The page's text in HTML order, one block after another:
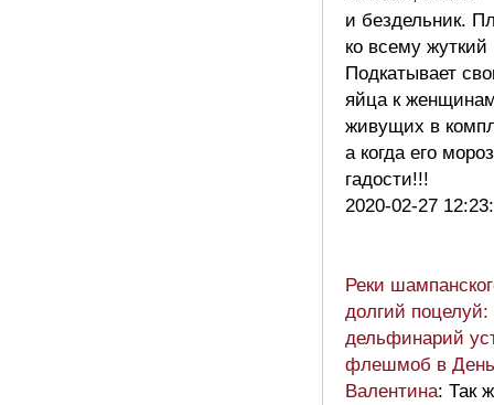
и бездельник.
ко всему жуткий
Подкатывает
яйца к
живущих в
а когда его
гадости!!!
2020-02-27
Реки
долгий поцелуй:
дельфинарий
флешмоб в День
Валентина: Так